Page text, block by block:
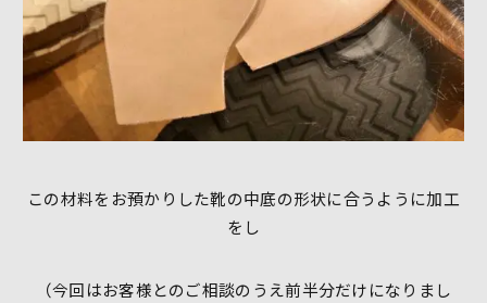
この材料をお預かりした靴の中底の形状に合うように加工
をし
（今回はお客様とのご相談のうえ前半分だけになりまし